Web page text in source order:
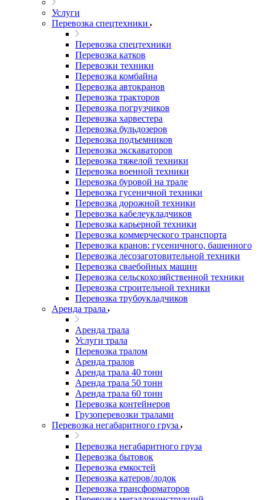
Услуги
Перевозка спецтехники
Перевозка спецтехники
Перевозка катков
Перевозки техники
Перевозка комбайна
Перевозка автокранов
Перевозка тракторов
Перевозка погрузчиков
Перевозка харвестера
Перевозка бульдозеров
Перевозка подъемников
Перевозка экскаваторов
Перевозка тяжелой техники
Перевозка военной техники
Перевозка буровой на трале
Перевозка гусеничной техники
Перевозка дорожной техники
Перевозка кабелеукладчиков
Перевозка карьерной техники
Перевозка коммерческого транспорта
Перевозка кранов: гусеничного, башенного
Перевозка лесозаготовительной техники
Перевозка сваебойных машин
Перевозка сельскохозяйственной техники
Перевозка строительной техники
Перевозка трубоукладчиков
Аренда трала
Аренда трала
Услуги трала
Перевозка тралом
Аренда тралов
Аренда трала 40 тонн
Аренда трала 50 тонн
Аренда трала 60 тонн
Перевозка контейнеров
Грузоперевозки тралами
Перевозка негабаритного груза
Перевозка негабаритного груза
Перевозка бытовок
Перевозка емкостей
Перевозка катеров/лодок
Перевозка трансформаторов